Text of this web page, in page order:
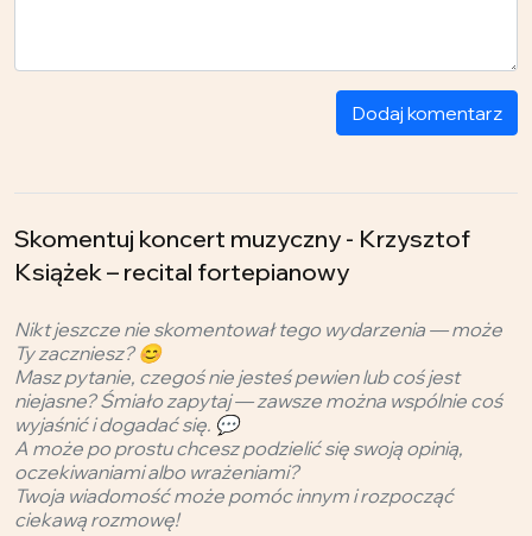
Dodaj komentarz
Skomentuj koncert muzyczny - Krzysztof
Książek – recital fortepianowy
Nikt jeszcze nie skomentował tego wydarzenia — może
Ty zaczniesz? 😊
Masz pytanie, czegoś nie jesteś pewien lub coś jest
niejasne? Śmiało zapytaj — zawsze można wspólnie coś
wyjaśnić i dogadać się. 💬
A może po prostu chcesz podzielić się swoją opinią,
oczekiwaniami albo wrażeniami?
Twoja wiadomość może pomóc innym i rozpocząć
ciekawą rozmowę!